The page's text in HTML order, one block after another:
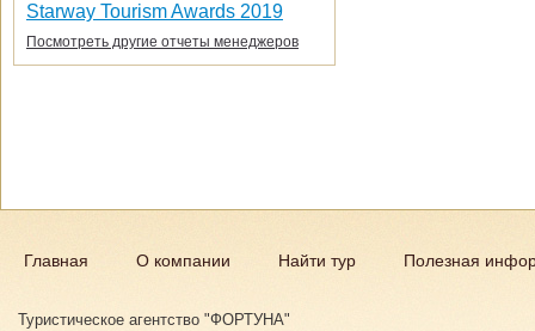
Starway Tourism Awards 2019
Посмотреть другие отчеты менеджеров
Главная О компании Найти тур Полезная
Туристическое агентство "ФОРТУНА"